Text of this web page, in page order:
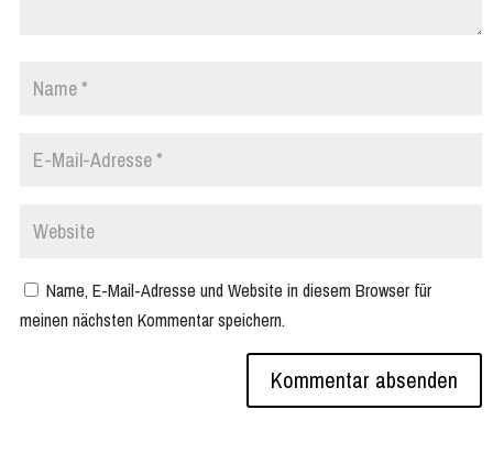
Name, E-Mail-Adresse und Website in diesem Browser für
meinen nächsten Kommentar speichern.